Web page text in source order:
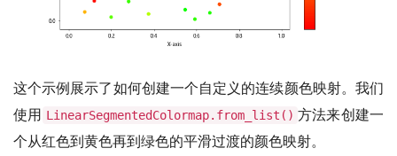
这个示例展示了如何创建一个自定义的连续颜色映射。我们
使用 LinearSegmentedColormap.from_list() 方法来创建一
个从红色到黄色再到绿色的平滑过渡的颜色映射。